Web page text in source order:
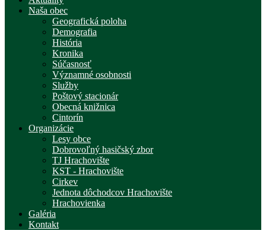
Naša obec
Geografická poloha
Demografia
História
Kronika
Súčasnosť
Významné osobnosti
Služby
Poštový stacionár
Obecná knižnica
Cintorín
Organizácie
Lesy obce
Dobrovoľný hasičský zbor
TJ Hrachovište
KST - Hrachovište
Cirkev
Jednota dôchodcov Hrachovište
Hrachovienka
Galéria
Kontakt